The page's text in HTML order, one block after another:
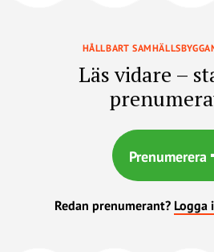
HÅLLBART
Läs vidare –
Prenumerera
Redan prenumerant? Logga